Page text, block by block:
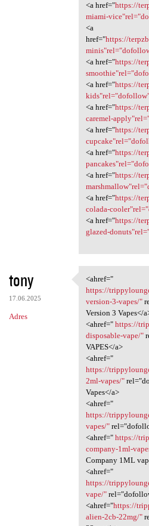
<a href="https://
miami-
<a
href="https://
<a href="https://
<a href="https://
<a href="https://
caremel-
<a href="https://
<a href="https://
<a href="https://
<a href="https://
colada-
<a href="https://
glazed-
tony
17.06.2025
Adres
<ahref=" https:/
<ahref="
https://
version-3-vapes/"
Version 3 Vapes</
<ahref=" https://
disposable-vape/"
VAPES</a>
<ahref="
https://
2ml-vapes/"
Vapes</a>
<ahref="
https://
vapes/"
<ahref=" https://
company-1ml-
Company 1ML
<ahref="
https://
vape/"
<ahref="https://
alien-2cb-22mg/"